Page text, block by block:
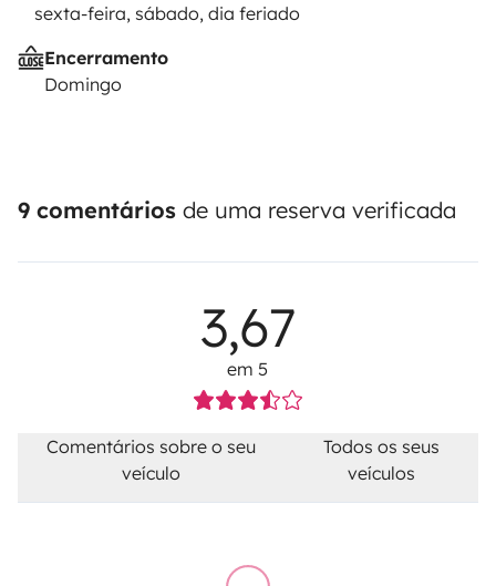
sexta-feira, sábado, dia feriado
Encerramento
Domingo
9 comentários de uma reserva verificada
3,67
em 5
Comentários sobre o seu
veículo
Todos os seus
veículos